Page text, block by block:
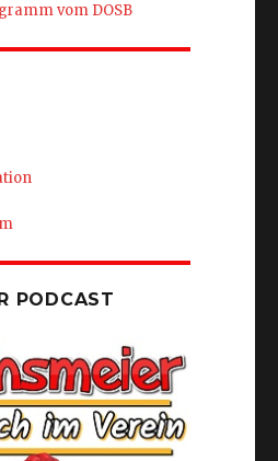
vom DOSB
PODCAST